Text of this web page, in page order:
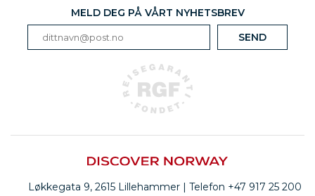
MELD DEG PÅ VÅRT NYHETSBREV
Løkkegata 9, 2615 Lillehammer | Telefon +47 917 25 200